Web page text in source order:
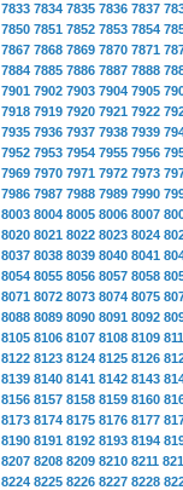
7833 7834 7835 7836 7837
7850 7851 7852 7853 7854
7867 7868 7869 7870 7871
7884 7885 7886 7887 7888
7901 7902 7903 7904 7905
7918 7919 7920 7921 7922
7935 7936 7937 7938 7939
7952 7953 7954 7955 7956
7969 7970 7971 7972 7973
7986 7987 7988 7989 7990
8003 8004 8005 8006 8007
8020 8021 8022 8023 8024
8037 8038 8039 8040 8041
8054 8055 8056 8057 8058
8071 8072 8073 8074 8075
8088 8089 8090 8091 8092
8105 8106 8107 8108 8109
8122 8123 8124 8125 8126
8139 8140 8141 8142 8143
8156 8157 8158 8159 8160
8173 8174 8175 8176 8177
8190 8191 8192 8193 8194
8207 8208 8209 8210 8211
8224 8225 8226 8227 8228